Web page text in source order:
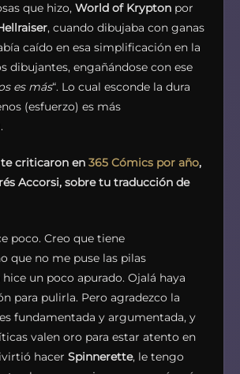
que hizo, World of Krypton por
, cuando dibujaba con ganas
caído en esa simplificación en la
dibujantes, engañándose con ese
es más“. Lo cual esconde la dura
(esfuerzo) es más
criticaron en 365 Cómics por año,
Accorsi, sobre tu traducción de
poco. Creo que tiene
que no me puse las pilas
un poco apurado. Ojalá haya
para pulirla. Pero agradezco la
fundamentada y argumentada, y
valen oro para estar atento en
hacer Spinnerette, le tengo